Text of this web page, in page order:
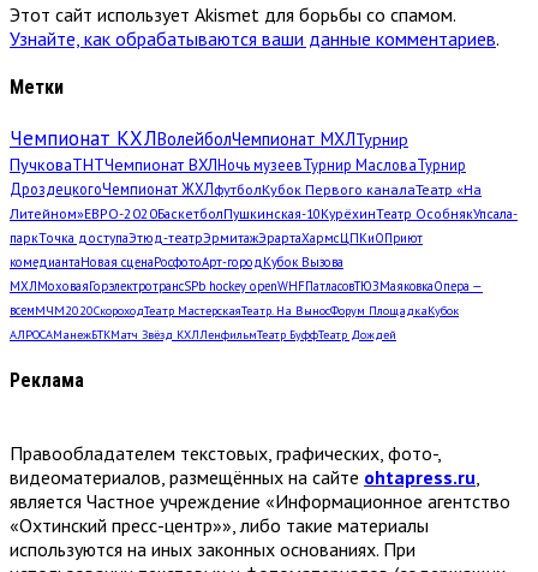
Этот сайт использует Akismet для борьбы со спамом.
Узнайте, как обрабатываются ваши данные комментариев.
Метки
Чемпионат КХЛВолейболЧемпионат МХЛТурнир
ПучковаТНТЧемпионат ВХЛНочь музеевТурнир МасловаТурнир
ДроздецкогоЧемпионат ЖХЛфутболКубок Первого каналаТеатр «На
Литейном»ЕВРО-2020БаскетболПушкинская-10КурёхинТеатр ОсобнякУпсала-
паркТочка доступаЭтюд-театрЭрмитажЭрартаХармсЦПКиОПриют
комедиантаНовая сценаРосфотоАрт-город Кубок Вызова
МХЛМоховаяГорэлектротрансSPb hockey openWHFПатласовТЮЗМаяковкаОпера —
всемМЧМ2020СкороходТеатр МастерскаяТеатр. На ВыносФорум ПлощадкаКубок
АЛРОСАМанежБТКМатч Звёзд КХЛЛенфильмТеатр БуффТеатр Дождей
Реклама
Правообладателем текстовых, графических, фото-,
видеоматериалов, размещённых на сайте ohtapress.ru,
является Частное учреждение «Информационное агентство
«Охтинский пресс-центр»», либо такие материалы
используются на иных законных основаниях. При